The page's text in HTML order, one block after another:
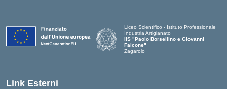
Liceo Scientifico - Istituto Professionale
Industria Artigianato
IIS "Paolo Borsellino e Giovanni
Falcone"
Zagarolo
Link Esterni